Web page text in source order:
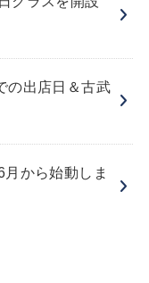
の出店日＆古武
から始動しま